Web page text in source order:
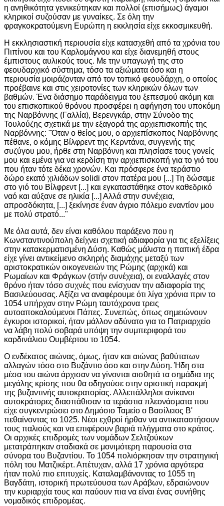
η ανηθικότητα γενικεύτηκαν και πολλοί (επισήμως) άγαμοι
κληρικοί συζούσαν με γυναίκες. Σε όλη την
φραγκοκρατούμενη Ευρώπη η εκκλησία είχε εκκοσμικευθή.
Η εκκλησιαστική περιουσία είχε κατασχεθή από τα χρόνια του
Πιπίνου και του Καρλομάγνου και είχε διανεμηθή στους
έμπιστους αυλικούς τους. Με την υπαγωγή της στο
φεουδαρχικό σύστημα, τόσο τα αξιώματα όσο και η
περιουσία μοιράζονταν από τον τοπικό φεουδάρχη, ο οποίος
προέβαινε και στις χειροτονίες των κληρικών όλων των
βαθμών. Ένα διάσημο παράδειγμα του ξεπεσμού ακόμη και
του επισκοπικού θρόνου προσφέρει η αφήγηση του υποκόμη
της Ναρβόννης (Γαλλία), Βερενγκάρ, στην Σύνοδο της
Τουλούζης σχετικά με την εξαγορά της αρχιεπισκοπής της
Ναρβόννης: "Όταν ο θείος μου, ο αρχιεπίσκοπος Ναρβόννης
πέθανε, ο κόμης Βίλφρεντ της Κερντάνα, συγγενής της
συζύγου μου, ήρθε στη Ναρβόννη και πλησίασε τους γονείς
μου και εμένα για να κερδίση την αρχιεπισκοπή για το γιό του
που ήταν τότε δέκα χρονών. Και πρόσφερε ένα τεράστιο
δώρο εκατό χιλιάδων solidi στον πατέρα μου [...] Τη δώσαμε
στο γιό του Βίλφρεντ [...] και εγκαταστάθηκε στον καθεδρικό
ναό και αύξανε σε ηλικία [...] Αλλά στην συνέχεια,
απροσδόκητα, [...] ξεκίνησε έναν άγριο πόλεμο εναντίον μου
με πολύ στρατό..."
Με όλα αυτά, δεν είναι καθόλου παράξενο που η
Κωνσταντινούπολη δείχνει σχετική αδιαφορία για τις εξελίξεις
στην κατακερματισμένη Δύση. Καθώς μάλιστα η παπική έδρα
είχε γίνει αντικείμενο σκληρής διαμάχης μεταξύ των
αριστοκρατικών οικογενειών της Ρώμης (αρχικά) και
Ρωμαίων και Φράγκων (στήν συνέχεια), οι εναλλαγές στον
θρόνο ήταν τόσο συχνές που ενίσχυαν την αδιαφορία της
Βασιλεύουσας. Αξίζει να αναφέρουμε ότι λίγα χρόνια πριν το
1054 υπήρχαν στην Ρώμη ταυτόχρονα τρεις
αυτοαποκαλούμενοι Πάπες. Συνεπώς, όπως σημειώνουν
έγκυροι ιστορικοί, ήταν μάλλον αδύνατο για το Πατριαρχείο
να λάβη πολύ σοβαρά υπόψη την συμπεριφορά του
καρδινάλιου Ουμβέρτου το 1054.
Ο ενδέκατος αιώνας, όμως, ήταν και αιώνας βαθύτατων
αλλαγών τόσο στο Βυζάντιο όσο και στην Δύση. Ήδη στα
μέσα του αιώνα άρχισαν να γίνονται αισθητά τα σημάδια της
μεγάλης κρίσης που θα οδηγούσε στην οριστική παρακμή
της βυζαντινής αυτοκρατορίας. Αλλεπάλληλοι ανίκανοι
αυτοκράτορες διασπάθισαν τα τεράστια πλεονάσματα που
είχε συγκεντρώσει στο Δημόσιο Ταμείο ο Βασίλειος Β'
πεθαίνοντας το 1025. Νέοι εχθροί ήρθαν να αντικαταστήσουν
τους παλιούς και να επιφέρουν βαριά πλήγματα στο κράτος.
Οι αρχικές επιδρομές των νομάδων Σελτζούκων
μετατράπηκαν σταδιακά σε μονιμότερη παρουσία στα
σύνορα του Βυζαντίου. Το 1054 πολιόρκησαν την στρατηγική
πόλη του Ματζικέρτ. Απέτυχαν, αλλά 17 χρόνια αργότερα
ήταν πολύ πιο επιτυχείς. Καταλαμβάνοντας το 1055 τη
Βαγδάτη, ιστορική πρωτεύουσα των Αράβων, εδραιώνουν
την κυριαρχία τους και παύουν πια να είναι ένας συνήθης
νομαδικός επιδρομέας.